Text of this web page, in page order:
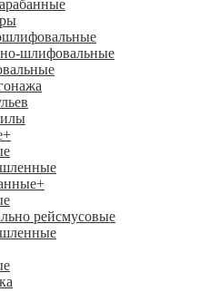
шлифовальные
+
+
рейсмусовые